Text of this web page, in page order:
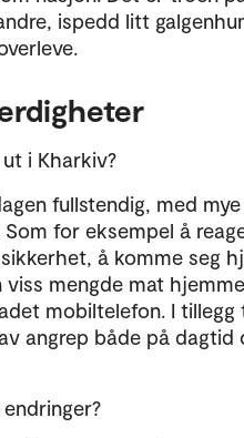
ispedd litt
i Kharkiv?
fullstendig, med mye
for eksempel å
å komme seg
mengde mat
mobiltelefon. I tillegg
angrep både på dagtid